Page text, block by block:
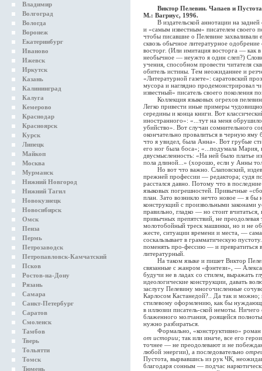
Владимир
Волгоград
Вологда
Воронеж
Екатеринбург
Иваново
Ижевск
Иркутск
Казань
Калининград
Калуга
Кемерово
Краснодар
Красноярск
Курск
Липецк
Майкоп
Москва
Мурманск
Нижний Новгород
Нижний Тагил
Новокузнецк
Новосибирск
Омск
Пенза
Пермь
Петрозаводск
Петропавловск-Камчатский
Псков
Ростов-на-Дону
Рязань
Самара
Санкт-Петербург
Саратов
Смоленск
Тамбов
Тверь
Тольятти
Томск
Тюмень
Виктор Пелевин. Чапаев и
М.: Вагриус, 1996.
В издательской аннотации на задней
и «самым известным» писателем
чтобы писавшие о Пелевине
сквозь обычное литературное
восторг. (Или имитация восторга — как
необычное — неужто я один слеп?)
учения, способном провести читателя
обитель истины. Тем неожиданнее и
«Литературной газете»: саратовский
мусора и наглядно продемонстрировал
известный» писатель своего поколения
Коллекция языковых огрехов
Легко привести иные примеры
середины и конца книги. Вот
иностранного»: «...тут на меня
убийство». Вот случаи сомнительного
окончательно провалиться в черную
что я увидел, была Анна». Вот грубые
его ног была боса»; «...подумала Мария,
двусмысленность: «На ней было платье
пола длиной...» (хорошо, если у Анны
Но вот что важно. Слаповский,
прежней профессии — редактора; судя
расстался давно. Потому что в
языковых погрешностей. Привычные
план. Зато возникло нечто новое — я бы
конструкций с произвольными законами
правильно, гладко — но стоит
привычных препятствий, не преодолевая
молотобойный треск машинки, но и не
жесте, ситуации времени и места, —
соскальзывает в грамматическую
поменять про-фессию — и превратиться
литературный.
На таком языке и пишет Виктор
связанные с жанром «фэнтези», —
будучи не в ладах со стилем, выражать
идеологические конструкции, давать
заслугу Пелевину многочисленные
Карлосом Кастанедой?.. Да так и можно;
стилевому оформлению, как бы
в иллюзии писатель-ской немоты.
блаженного молчания, роящейся
нужно разбираться.
Формально, «конструктивно» роман
от истории; так или иначе, все его
точнее — не преодолевают и не
любой энергии), а последовательно
Пустота, вырвавшись из рук ЧК,
благодаря сонным — подчас